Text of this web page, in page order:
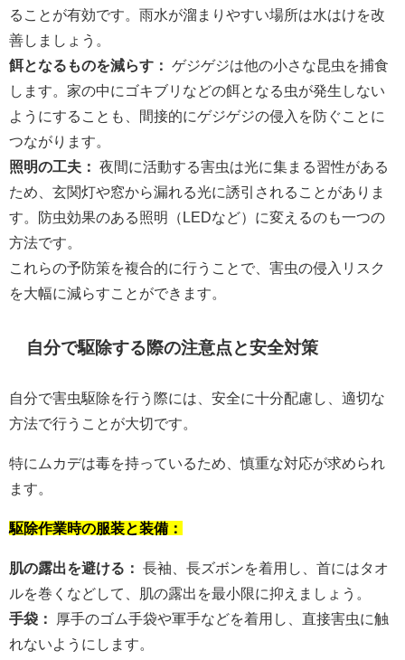
ることが有効です。雨水が溜まりやすい場所は水はけを改
善しましょう。
餌となるものを減らす：
ゲジゲジは他の小さな昆虫を捕食
します。家の中にゴキブリなどの餌となる虫が発生しない
ようにすることも、間接的にゲジゲジの侵入を防ぐことに
つながります。
照明の工夫：
夜間に活動する害虫は光に集まる習性がある
ため、玄関灯や窓から漏れる光に誘引されることがありま
す。防虫効果のある照明（LEDなど）に変えるのも一つの
方法です。
これらの予防策を複合的に行うことで、害虫の侵入リスク
を大幅に減らすことができます。
自分で駆除する際の注意点と安全対策
自分で害虫駆除を行う際には、安全に十分配慮し、適切な
方法で行うことが大切です。
特にムカデは毒を持っているため、慎重な対応が求められ
ます。
駆除作業時の服装と装備：
肌の露出を避ける：
長袖、長ズボンを着用し、首にはタオ
ルを巻くなどして、肌の露出を最小限に抑えましょう。
手袋：
厚手のゴム手袋や軍手などを着用し、直接害虫に触
れないようにします。